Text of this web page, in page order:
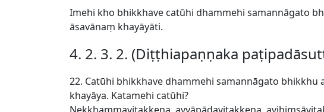
Imehi kho bhikkhave catūhi dhammehi samannāgato
āsavānaṃ khayāyāti.
4. 2. 3. 2. (Diṭṭhiapaṇṇaka
22. Catūhi bhikkhave dhammehi samannāgato
khayāya. Katamehi catūhi?